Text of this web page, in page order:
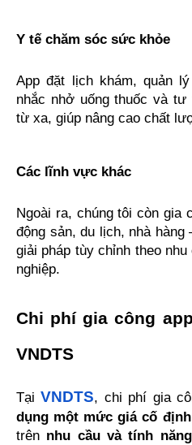
Y tế chăm sóc sức khỏe
App đặt lịch khám, quản
nhắc nhở uống thuốc và
từ xa, giúp nâng cao chất
Các lĩnh vực khác
Ngoài ra, chúng tôi còn gia
động sản, du lịch, nhà
giải pháp tùy chỉnh theo
nghiệp.
Chi phí gia công
VNDTS
Tại VNDTS, chi phí gia
dụng một mức giá cố định
trên nhu cầu và tính